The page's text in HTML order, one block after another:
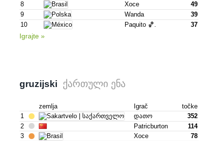
8
Хосе
49
9
Wanda
39
10
Paquito 🏀. 37
Igrajte »
gruzijski ქართული ენა
zemlja Igrač
točke
1
Დათო
352
2
Patricburton
114
3
Хосе
78